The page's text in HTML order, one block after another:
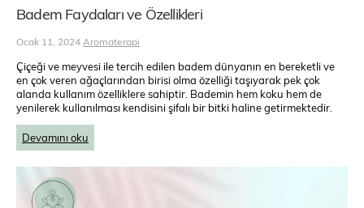
Badem Faydaları ve Özellikleri
Ocak 11, 2024 Aromaterapi
Çiçeği ve meyvesi ile tercih edilen badem dünyanın en bereketli ve
en çok veren ağaçlarından birisi olma özelliği taşıyarak pek çok
alanda kullanım özelliklere sahiptir. Bademin hem koku hem de
yenilerek kullanılması kendisini şifalı bir bitki haline getirmektedir.
Devamını oku